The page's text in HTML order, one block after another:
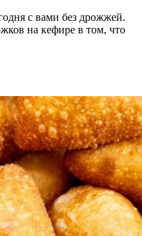
с вами без дрожжей.
на кефире в том, что